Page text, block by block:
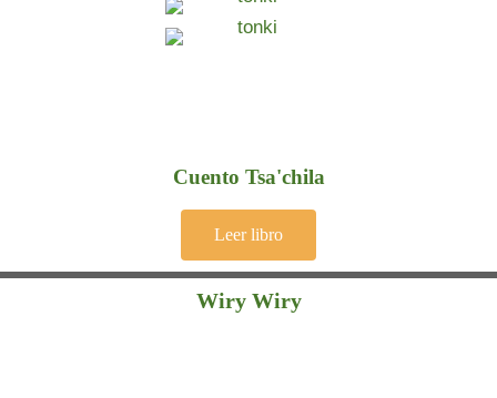
Cuento Tsa'chila
Leer libro
Wiry Wiry